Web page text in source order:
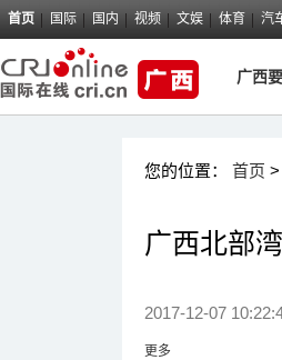
首页 国际 国内 视频 文娱 体育 汽
广西
您的位置： 首页 >
广西北部
2017-12-07
更多